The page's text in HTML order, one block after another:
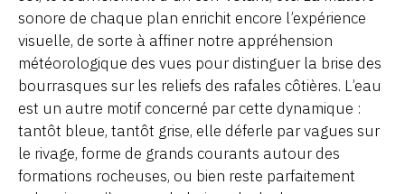
sonore de chaque plan enrichit encore l’expérience
visuelle, de sorte à affiner notre appréhension
météorologique des vues pour distinguer la brise des
bourrasques sur les reliefs des rafales côtières. L’eau
est un autre motif concerné par cette dynamique :
tantôt bleue, tantôt grise, elle déferle par vagues sur
le rivage, forme de grands courants autour des
formations rocheuses, ou bien reste parfaitement